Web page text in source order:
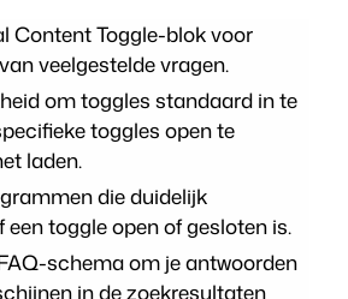
Content Toggle-blok voor
veelgestelde vragen.
om toggles standaard in te
toggles open te
laden.
die duidelijk
een toggle open of gesloten is.
schema om je antwoorden
in de zoekresultaten